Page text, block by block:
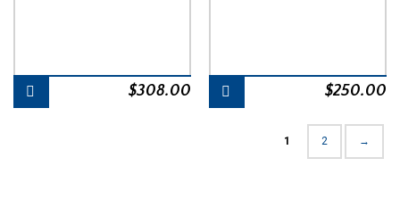
$308.00 $250.00
1 2 →